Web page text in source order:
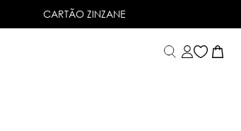
6X SEM JUROSNO CARTÃO DE CRÉDITO
CARTÃO ZINZANE